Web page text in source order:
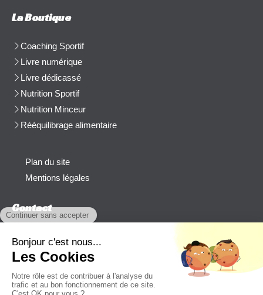
La Boutique
Coaching Sportif
Livre numérique
Livre dédicassé
Nutrition Sportif
Nutrition Minceur
Rééquilibrage alimentaire
Plan du site
Mentions légales
Contact
cblanchard@beep-consulting.com
Contacter Cyril